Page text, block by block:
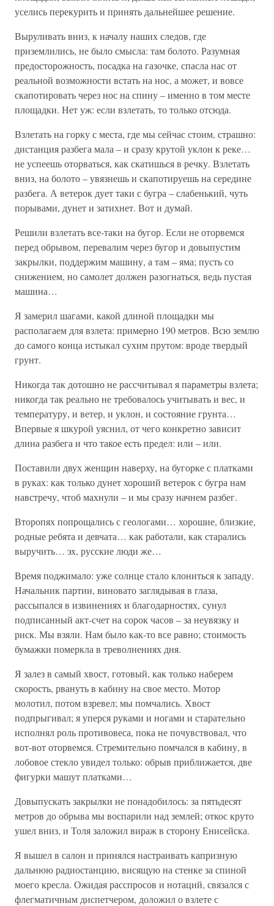
уселись перекурить и принять дальнейшее решение.
Выруливать вниз, к началу наших следов, где
приземлились, не было смысла: там болото. Разумная
предосторожность, посадка на газочке, спасла нас от
реальной возможности встать на нос, а может, и вовсе
скапотировать через нос на спину – именно в том месте
площадки. Нет уж: если взлетать, то только отсюда.
Взлетать на горку с места, где мы сейчас стоим, страшно:
дистанция разбега мала – и сразу крутой уклон к реке…
не успеешь оторваться, как скатишься в речку. Взлетать
вниз, на болото – увязнешь и скапотируешь на середине
разбега. А ветерок дует таки с бугра – слабенький, чуть
порывами, дунет и затихнет. Вот и думай.
Решили взлетать все-таки на бугор. Если не оторвемся
перед обрывом, перевалим через бугор и довыпустим
закрылки, поддержим машину, а там – яма; пусть со
снижением, но самолет должен разогнаться, ведь пустая
машина…
Я замерил шагами, какой длиной площадки мы
располагаем для взлета: примерно 190 метров. Всю землю
до самого конца истыкал сухим прутом: вроде твердый
грунт.
Никогда так дотошно не рассчитывал я параметры взлета;
никогда так реально не требовалось учитывать и вес, и
температуру, и ветер, и уклон, и состояние грунта…
Впервые я шкурой уяснил, от чего конкретно зависит
длина разбега и что такое есть предел: или – или.
Поставили двух женщин наверху, на бугорке с платками
в руках: как только дунет хороший ветерок с бугра нам
навстречу, чтоб махнули – и мы сразу начнем разбег.
Второпях попрощались с геологами… хорошие, близкие,
родные ребята и девчата… как работали, как старались
выручить… эх, русские люди же…
Время поджимало: уже солнце стало клониться к западу.
Начальник партии, виновато заглядывая в глаза,
рассыпался в извинениях и благодарностях, сунул
подписанный акт-счет на сорок часов – за неувязку и
риск. Мы взяли. Нам было как-то все равно; стоимость
бумажки померкла в треволнениях дня.
Я залез в самый хвост, готовый, как только наберем
скорость, рвануть в кабину на свое место. Мотор
молотил, потом взревел; мы помчались. Хвост
подпрыгивал; я уперся руками и ногами и старательно
исполнял роль противовеса, пока не почувствовал, что
вот-вот оторвемся. Стремительно помчался в кабину, в
лобовое стекло увидел только: обрыв приближается, две
фигурки машут платками…
Довыпускать закрылки не понадобилось: за пятьдесят
метров до обрыва мы воспарили над землей; откос круто
ушел вниз, и Толя заложил вираж в сторону Енисейска.
Я вышел в салон и принялся настраивать капризную
дальнюю радиостанцию, висящую на стенке за спиной
моего кресла. Ожидая расспросов и нотаций, связался с
флегматичным диспетчером, доложил о взлете с